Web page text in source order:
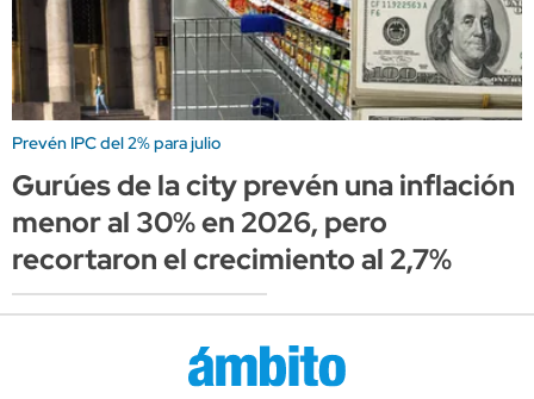
Prevén IPC del 2% para julio
Gurúes de la city prevén una inflación
menor al 30% en 2026, pero
recortaron el crecimiento al 2,7%